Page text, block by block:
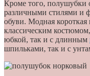
Кроме того, полушубки
различными стилями и
обуви. Модная короткая
классическим
юбкой, так и с длинным
шпильками, так и с